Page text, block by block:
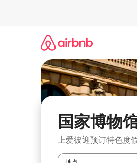
国家博物
上爱彼迎预订特色度